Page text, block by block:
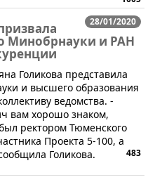
28/01/2020
Минобрнауки и РАН
Голикова представила
и высшего образования
ведомства. -
вам хорошо знаком,
ректором Тюменского
Проекта 5-100, а
Голикова.
483